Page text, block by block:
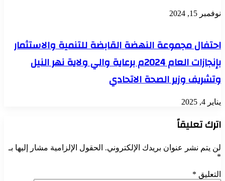
نوفمبر 15, 2024
احتفال مجموعة النهضة القابضة للتنمية والاستثمار
بإنجازات العام 2024م برعاية والي ولاية نهر النيل
وتشريف وزير الصحة الاتحادي
يناير 4, 2025
اترك تعليقاً
لن يتم نشر عنوان بريدك الإلكتروني. الحقول الإلزامية مشار إليها بـ
*
التعليق *